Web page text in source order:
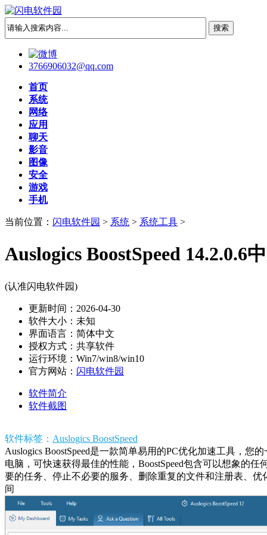
3766906032@qq.com
首页
系统
网络
应用
聊天
影音
图像
安全
游戏
手机
当前位置： 闪电软件园 > 系统 > 系统工具 >
Auslogics BoostSpeed 14.2.0.6
(认准闪电软件园)
更新时间：2026-04-30
软件大小：未知
界面语言：简体中文
授权方式：共享软件
运行环境：Win7/win8/win10
官方网站： 闪电软件园
软件简介
软件截图
软件标签： Auslogics BoostSpeed
Auslogics BoostSpeed是一款简单易用的PC优化加速工具，
电脑，可快速获得最佳的性能，BoostSpeed包含可以想象的
要的任务、停止不必要的服务、删除重复的文件和注册表、
间